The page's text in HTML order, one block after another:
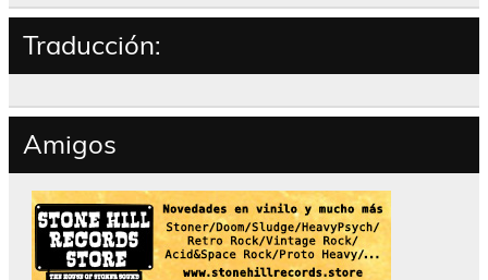
Traducción:
Amigos